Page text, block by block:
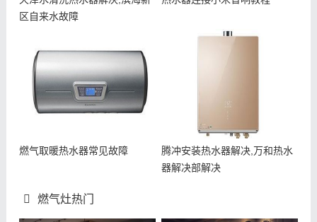
区自来水故障
燃气取暖热水器常见故障
腾冲安装热水器解决,万和热水
器解决部解决
燃气灶热门